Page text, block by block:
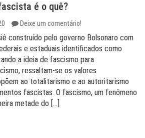
é o quê?
Deixe um comentário!
construído pelo governo Bolsonaro com
e estaduais identificados como
a ideia de fascismo para
ressaltam-se os valores
ao totalitarismo e ao autoritarismo
fascistas. O fascismo, um fenômeno
metade do […]